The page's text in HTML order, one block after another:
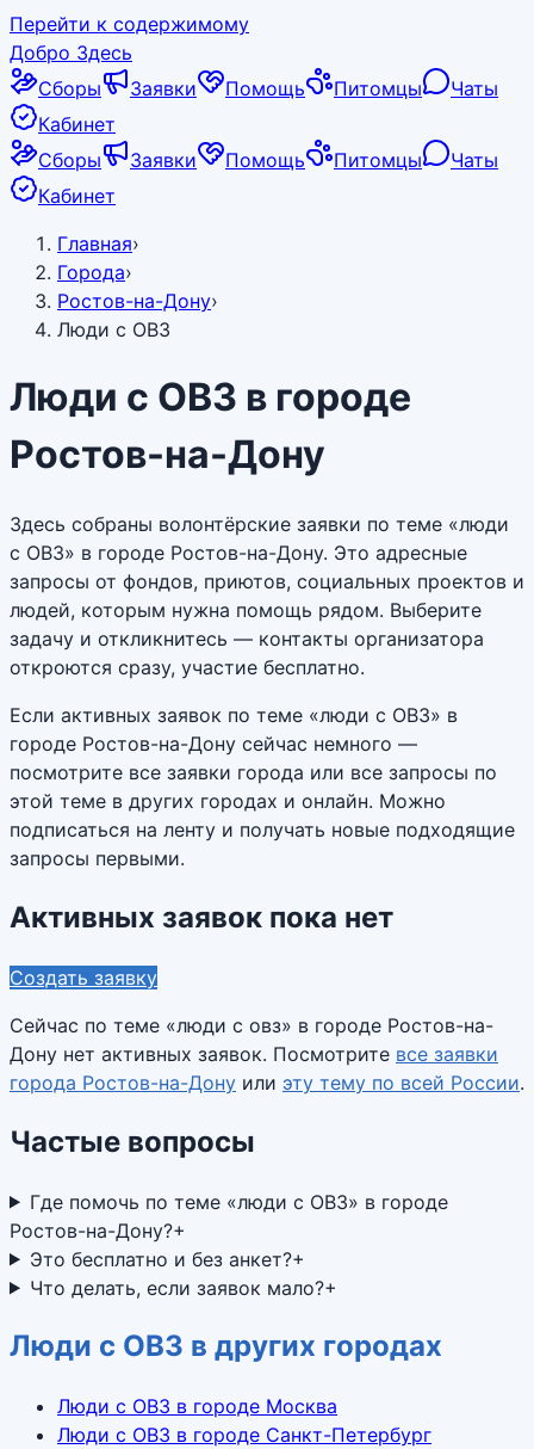
Перейти к содержимому
Добро Здесь
Сборы
Заявки Помощь Питомцы
Чаты
Кабинет
Сборы
Заявки Помощь Питомцы
Чаты
Кабинет
Главная›
Города›
Ростов-на-Дону›
Люди с ОВЗ
Люди с ОВЗ в городе
Ростов-на-Дону
Здесь собраны волонтёрские заявки по теме «люди
с ОВЗ» в городе Ростов-на-Дону. Это адресные
запросы от фондов, приютов, социальных проектов и
людей, которым нужна помощь рядом. Выберите
задачу и откликнитесь — контакты организатора
откроются сразу, участие бесплатно.
Если активных заявок по теме «люди с ОВЗ» в
городе Ростов-на-Дону сейчас немного —
посмотрите все заявки города или все запросы по
этой теме в других городах и онлайн. Можно
подписаться на ленту и получать новые подходящие
запросы первыми.
Активных заявок пока нет
Создать заявку
Сейчас по теме «люди с овз» в городе Ростов-на-
Дону нет активных заявок. Посмотрите все заявки
города Ростов-на-Дону или эту тему по всей России.
Частые вопросы
Где помочь по теме «люди с ОВЗ» в городе
Ростов-на-Дону?+
Это бесплатно и без анкет?+
Что делать, если заявок мало?+
Люди с ОВЗ в других городах
Люди с ОВЗ в городе Москва
Люди с ОВЗ в городе Санкт-Петербург